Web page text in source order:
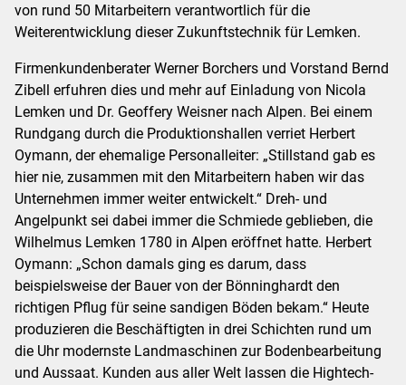
von rund 50 Mitarbeitern verantwortlich für die
Weiterentwicklung dieser Zukunftstechnik für Lemken.
Firmenkundenberater Werner Borchers und Vorstand Bernd
Zibell erfuhren dies und mehr auf Einladung von Nicola
Lemken und Dr. Geoffery Weisner nach Alpen. Bei einem
Rundgang durch die Produktionshallen verriet Herbert
Oymann, der ehemalige Personalleiter: „Stillstand gab es
hier nie, zusammen mit den Mitarbeitern haben wir das
Unternehmen immer weiter entwickelt.“ Dreh- und
Angelpunkt sei dabei immer die Schmiede geblieben, die
Wilhelmus Lemken 1780 in Alpen eröffnet hatte. Herbert
Oymann: „Schon damals ging es darum, dass
beispielsweise der Bauer von der Bönninghardt den
richtigen Pflug für seine sandigen Böden bekam.“ Heute
produzieren die Beschäftigten in drei Schichten rund um
die Uhr modernste Landmaschinen zur Bodenbearbeitung
und Aussaat. Kunden aus aller Welt lassen die Hightech-